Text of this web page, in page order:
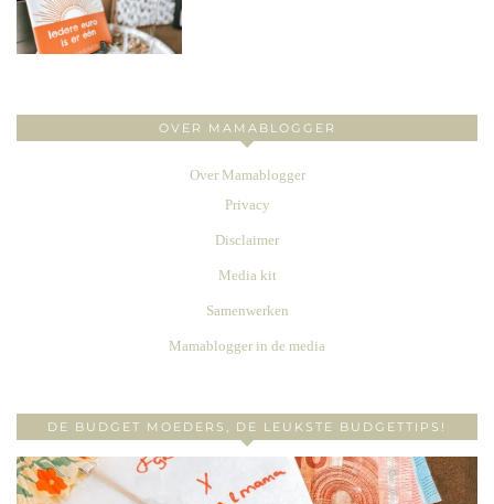
OVER MAMABLOGGER
Over Mamablogger
Privacy
Disclaimer
Media kit
Samenwerken
Mamablogger in de media
DE BUDGET MOEDERS, DE LEUKSTE BUDGETTIPS!